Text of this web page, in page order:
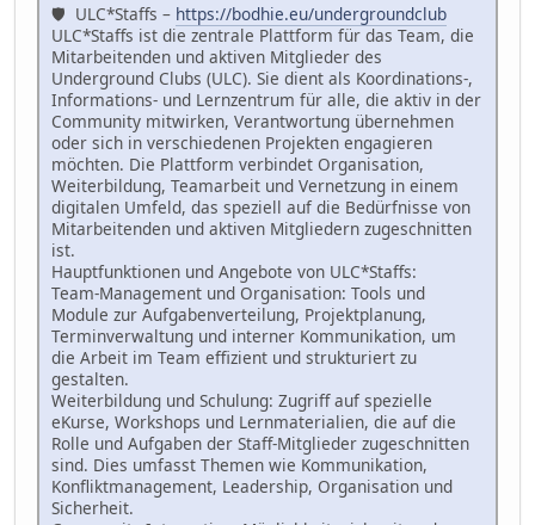
🛡 ULC*Staffs – https://bodhie.eu/undergroundclub
ULC*Staffs ist die zentrale Plattform für das Team, die
Mitarbeitenden und aktiven Mitglieder des
Underground Clubs (ULC). Sie dient als Koordinations-,
Informations- und Lernzentrum für alle, die aktiv in der
Community mitwirken, Verantwortung übernehmen
oder sich in verschiedenen Projekten engagieren
möchten. Die Plattform verbindet Organisation,
Weiterbildung, Teamarbeit und Vernetzung in einem
digitalen Umfeld, das speziell auf die Bedürfnisse von
Mitarbeitenden und aktiven Mitgliedern zugeschnitten
ist.
Hauptfunktionen und Angebote von ULC*Staffs:
Team-Management und Organisation: Tools und
Module zur Aufgabenverteilung, Projektplanung,
Terminverwaltung und interner Kommunikation, um
die Arbeit im Team effizient und strukturiert zu
gestalten.
Weiterbildung und Schulung: Zugriff auf spezielle
eKurse, Workshops und Lernmaterialien, die auf die
Rolle und Aufgaben der Staff-Mitglieder zugeschnitten
sind. Dies umfasst Themen wie Kommunikation,
Konfliktmanagement, Leadership, Organisation und
Sicherheit.